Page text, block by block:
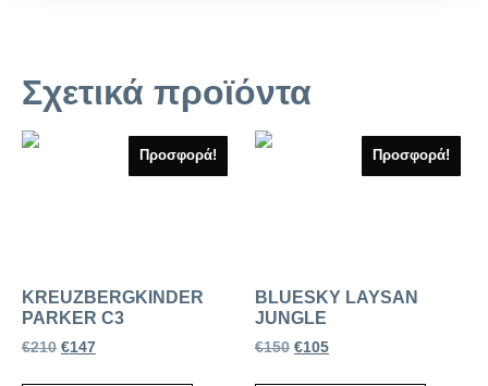
Σχετικά προϊόντα
Προσφορά!
KREUZBERGKINDER
PARKER C3
€210 €147
Προσφορά!
BLUESKY LAYSAN
JUNGLE
€150 €105